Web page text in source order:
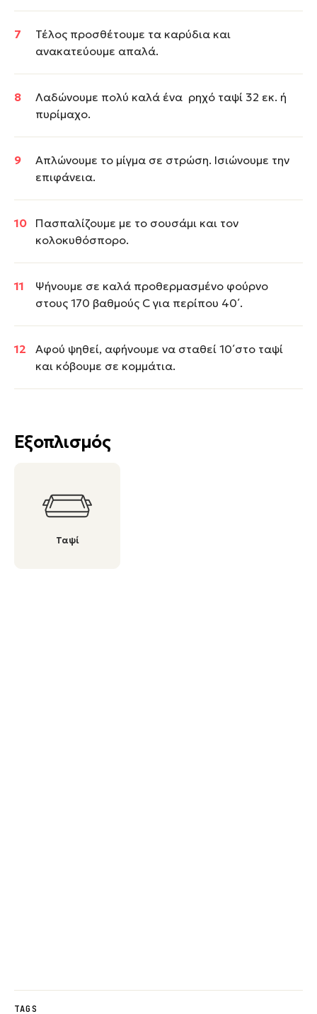
Εξοπλισμός
Ταψί
TAGS
Τέλος προσθέτουμε τα καρύδια και
ανακατεύουμε απαλά.
Λαδώνουμε πολύ καλά ένα ρηχό ταψί 32 εκ. ή
πυρίμαχο.
Απλώνουμε το μίγμα σε στρώση. Ισιώνουμε την
επιφάνεια.
Πασπαλίζουμε με το σουσάμι και τον
κολοκυθόσπορο.
Ψήνουμε σε καλά προθερμασμένο φούρνο
στους 170 βαθμούς C για περίπου 40΄.
Αφού ψηθεί, αφήνουμε να σταθεί 10΄στο ταψί
και κόβουμε σε κομμάτια.